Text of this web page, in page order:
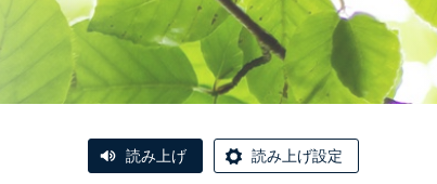
読み上げ 読み上げ設定